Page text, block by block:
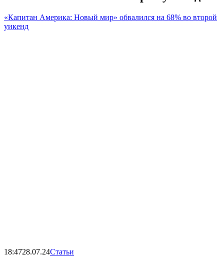
«Капитан Америка: Новый мир» обвалился на 68% во второй
уикенд
18:4728.07.24Статьи